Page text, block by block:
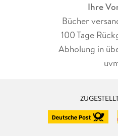
Ihre
Bücher
100 Tage
Abholung in